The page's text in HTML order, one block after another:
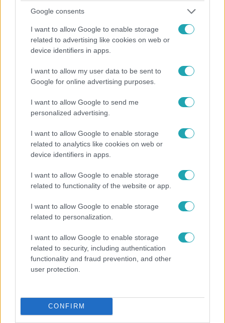
Google consents
I want to allow Google to enable storage
related to advertising like cookies on web or
device identifiers in apps.
I want to allow my user data to be sent to
Google for online advertising purposes.
I want to allow Google to send me
personalized advertising.
I want to allow Google to enable storage
related to analytics like cookies on web or
device identifiers in apps.
I want to allow Google to enable storage
related to functionality of the website or app.
I want to allow Google to enable storage
related to personalization.
I want to allow Google to enable storage
related to security, including authentication
functionality and fraud prevention, and other
user protection.
CONFIRM
2022. december 18. 20:07
Szaúd-Arábia két kilométer magas felhőkarcolót
építene
Tizennégyszer magasabb épületet terveznek, mint a Mol-
a vezérigazgató tériszonyos
Hernádi Zsolt a tetőteraszon már óvatosan lépked, de